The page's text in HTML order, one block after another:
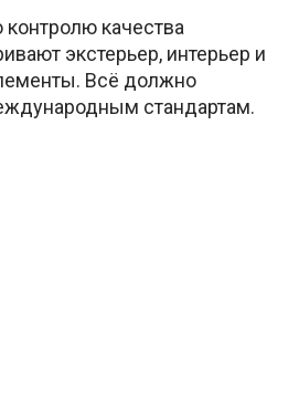
качества
экстерьер, интерьер и
Всё должно
стандартам.